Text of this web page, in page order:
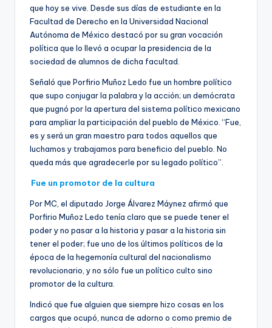
que hoy se vive. Desde sus días de estudiante en la
Facultad de Derecho en la Universidad Nacional
Autónoma de México destacó por su gran vocación
política que lo llevó a ocupar la presidencia de la
sociedad de alumnos de dicha facultad.
Señaló que Porfirio Muñoz Ledo fue un hombre político
que supo conjugar la palabra y la acción; un demócrata
que pugnó por la apertura del sistema político mexicano
para ampliar la participación del pueblo de México. “Fue,
es y será un gran maestro para todos aquellos que
luchamos y trabajamos para beneficio del pueblo. No
queda más que agradecerle por su legado político”.
Fue un promotor de la cultura
Por MC, el diputado Jorge Álvarez Máynez afirmó que
Porfirio Muñoz Ledo tenía claro que se puede tener el
poder y no pasar a la historia y pasar a la historia sin
tener el poder; fue uno de los últimos políticos de la
época de la hegemonía cultural del nacionalismo
revolucionario, y no sólo fue un político culto sino
promotor de la cultura.
Indicó que fue alguien que siempre hizo cosas en los
cargos que ocupó, nunca de adorno o como premio de